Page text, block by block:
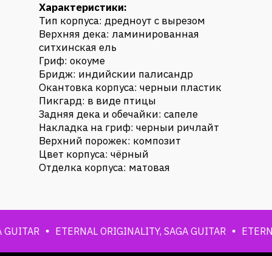
Характеристики:
Тип корпуса: дредноут с вырезом
Верхняя дека: ламинированная
ситхинская ель
Гриф: окоуме
Бридж: индийскии палисандр
Окантовка корпуса: черныи пластик
Пикгард: в виде птицы
Задняя дека и обечайки: сапеле
Накладка на гриф: черныи ричлайт
Верхний порожек: композит
Цвет корпуса: чёрный
Отделка корпуса: матовая
ETERNAL ORIGINALITY, SAGA GUITAR